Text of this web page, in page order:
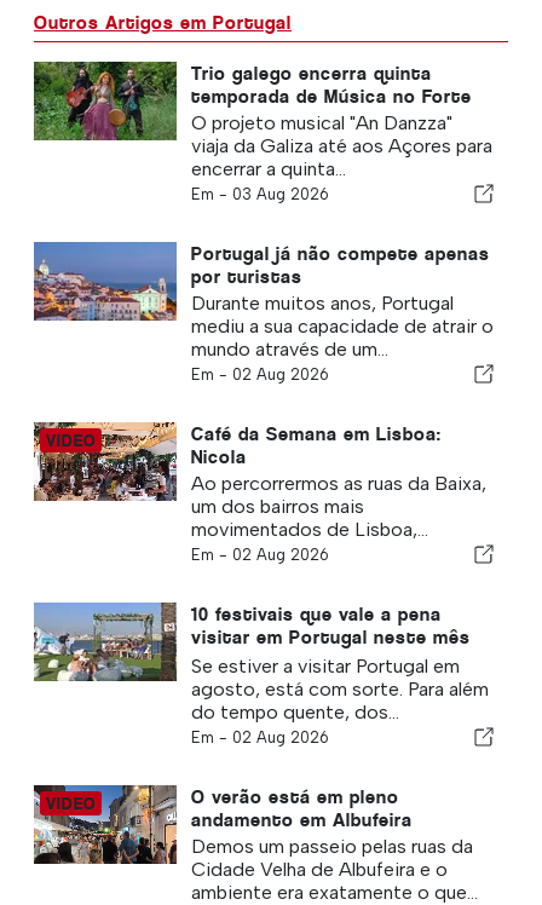
Outros Artigos em Portugal
Trio galego encerra quinta
temporada de Música no Forte
O projeto musical "An Danzza"
viaja da Galiza até aos Açores para
encerrar a quinta...
Em - 03 Aug 2026
Portugal já não compete apenas
por turistas
Durante muitos anos, Portugal
mediu a sua capacidade de atrair o
mundo através de um...
Em - 02 Aug 2026
Café da Semana em Lisboa:
Nicola
Ao percorrermos as ruas da Baixa,
um dos bairros mais
movimentados de Lisboa,...
Em - 02 Aug 2026
10 festivais que vale a pena
visitar em Portugal neste mês
de agosto
Se estiver a visitar Portugal em
agosto, está com sorte. Para além
do tempo quente, dos...
Em - 02 Aug 2026
O verão está em pleno
andamento em Albufeira
Demos um passeio pelas ruas da
Cidade Velha de Albufeira e o
ambiente era exatamente o que...